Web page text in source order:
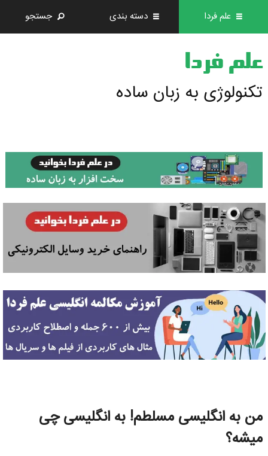
علم فردا دسته بندی جستجو
علم فردا
تکنولوژی به زبان ساده
من به انگلیسی مسلطم! به انگلیسی چی
میشه؟